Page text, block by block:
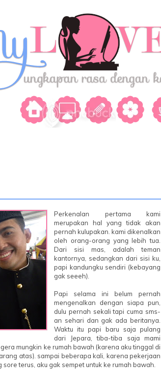
Perkenalan pertama kami
merupakan hal yang tidak akan
pernah kulupakan. kami dikenalkan
oleh orang-orang yang lebih tua.
Dari sisi mas, adalah teman
kantornya, sedangkan dari sisi ku,
papi kandungku sendiri (kebayang
gak seeeh).
Papi selama ini belum pernah
mengenalkan dengan siapa pun,
dulu pernah sekali tapi cuma sms-
an sehari dan gak ada beritanya.
Waktu itu papi baru saja pulang
dari Jepara, tiba-tiba saja mami
mungkin ke rumah bawah (karena aku tinggal di
atas). sampai beberapa kali, karena pekerjaan
terus, aku gak sempet untuk ke rumah bawah.